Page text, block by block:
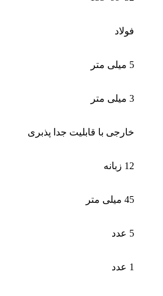
فولاد
5 میلی متر
3 میلی متر
خارجی با قابلیت جدا پذبری
12 زبانه
45 میلی متر
5 عدد
1 عدد